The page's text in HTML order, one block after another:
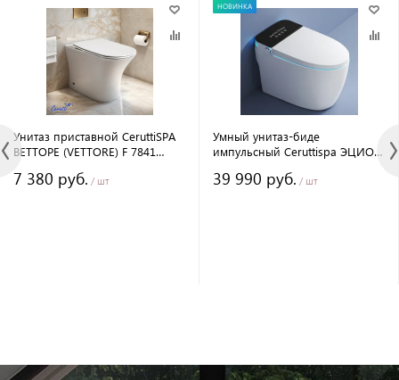
Унитаз приставной CeruttiSPA
ВЕТТОРЕ (VETTORE) F 7841
7 380 руб. / шт
НОВИНКА
Умный унитаз-биде
импульсный Ceruttispa ЭЦИО
безободковый, электронный, с
39 990 руб. / шт